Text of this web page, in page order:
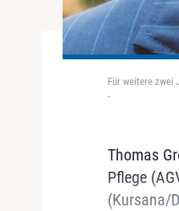
Für weitere zwei
-
Thomas
Pflege
(Kursana/